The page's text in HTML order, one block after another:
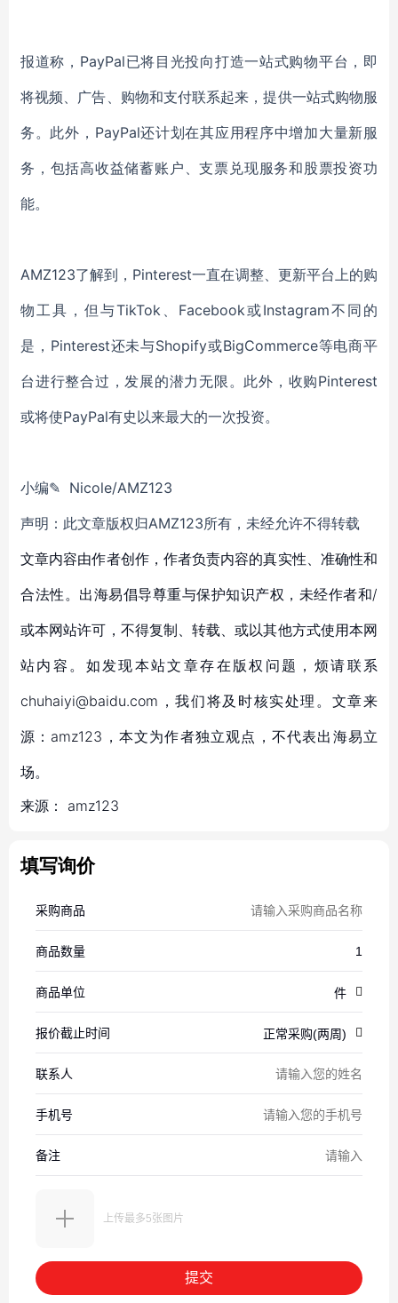
报道称，PayPal已将目光投向打造一站式购物平台，即
将视频、广告、购物和支付联系起来，提供一站式购物服
务。此外，PayPal还计划在其应用程序中增加大量新服
务，包括高收益储蓄账户、支票兑现服务和股票投资功
能。
AMZ123了解到，Pinterest一直在调整、更新平台上的购
物工具，但与TikTok、Facebook或Instagram不同的
是，Pinterest还未与Shopify或BigCommerce等电商平
台进行整合过，发展的潜力无限。此外，收购Pinterest
或将使PayPal有史以来最大的一次投资。
小编✎ Nicole/AMZ123
声明：此文章版权归AMZ123所有，未经允许不得转载
文章内容由作者创作，作者负责内容的真实性、准确性和
合法性。出海易倡导尊重与保护知识产权，未经作者和/
或本网站许可，不得复制、转载、或以其他方式使用本网
站内容。如发现本站文章存在版权问题，烦请联系
chuhaiyi@baidu.com，我们将及时核实处理。文章来
源：amz123，本文为作者独立观点，不代表出海易立
场。
来源： amz123
填写询价